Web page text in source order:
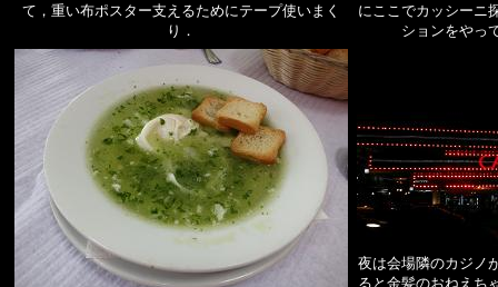
て，重い布ポスター支えるためにテープ使いまく
り．
にここでカッシーニ
ションをやっ
夜は会場隣のカジノ
ると金髪のおねえち